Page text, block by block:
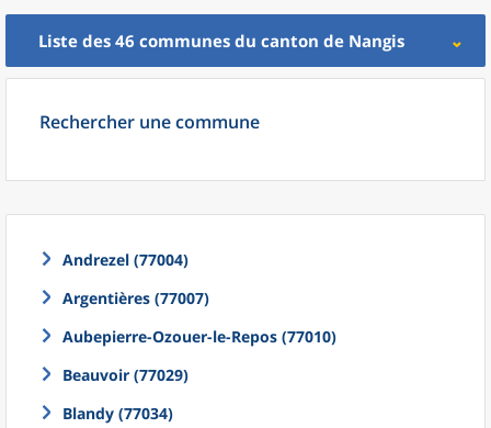
Liste des 46 communes du canton de Nangis
Rechercher une commune
Andrezel (77004)
Argentières (77007)
Aubepierre-Ozouer-le-Repos (77010)
Beauvoir (77029)
Blandy (77034)